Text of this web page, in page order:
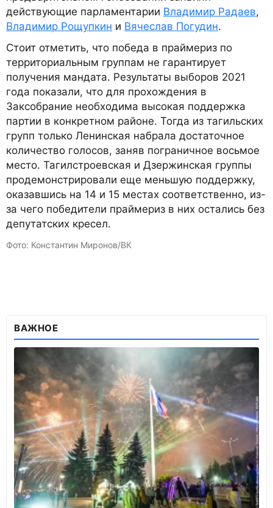
действующие парламентарии Владимир Радаев,
Владимир Рощупкин и Вячеслав Погудин.
Стоит отметить, что победа в праймериз по
территориальным группам не гарантирует
получения мандата. Результаты выборов 2021
года показали, что для прохождения в
Заксобрание необходима высокая поддержка
партии в конкретном районе. Тогда из тагильских
групп только Ленинская набрала достаточное
количество голосов, заняв пограничное восьмое
место. Тагилстроевская и Дзержинская группы
продемонстрировали еще меньшую поддержку,
оказавшись на 14 и 15 местах соответственно, из-
за чего победители праймериз в них остались без
депутатских кресел.
Фото: Константин Миронов/ВК
ВАЖНОЕ